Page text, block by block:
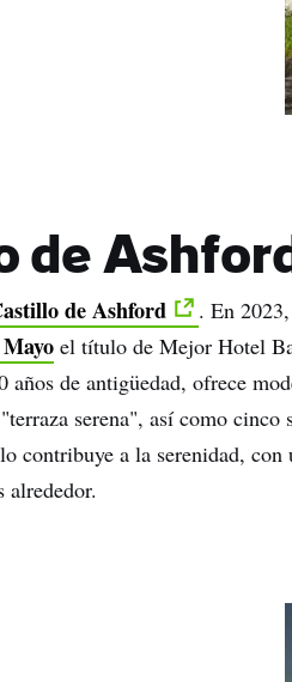
de
de Ashford
. En
el título de Mejor Hotel
de antigüedad, ofrece
serena", así como cinco
contribuye a la serenidad,
alrededor.